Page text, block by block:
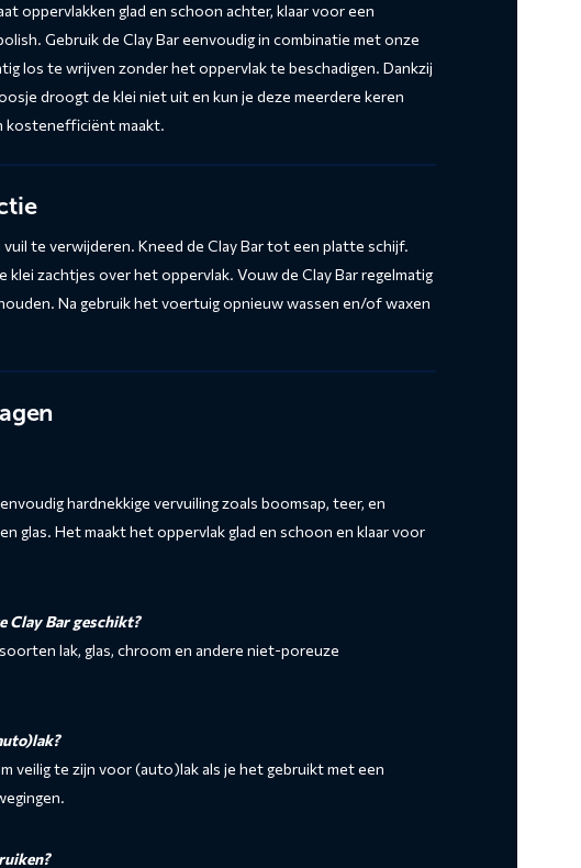
oppervlakken glad en schoon achter, klaar voor een
Gebruik de Clay Bar eenvoudig in combinatie met onze
los te wrijven zonder het oppervlak te beschadigen. Dankzij
droogt de klei niet uit en kun je deze meerdere keren
kostenefficiënt maakt.
te verwijderen. Kneed de Clay Bar tot een platte schijf.
klei zachtjes over het oppervlak. Vouw de Clay Bar regelmatig
Na gebruik het voertuig opnieuw wassen en/of waxen
hardnekkige vervuiling zoals boomsap, teer, en
glas. Het maakt het oppervlak glad en schoon en klaar voor
Clay Bar geschikt?
lak, glas, chroom en andere niet-poreuze
veilig te zijn voor (auto)lak als je het gebruikt met een